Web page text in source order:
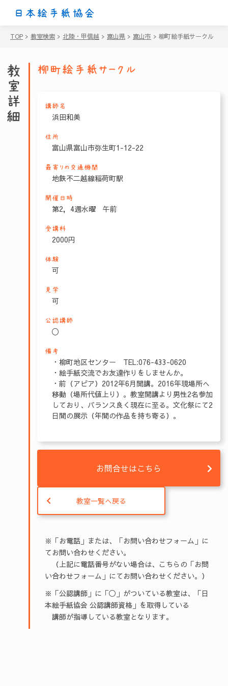
日本絵手紙協会
TOP > 教室検索 > 北陸・甲信越 > 富山県 > 富山市 > 柳町絵手紙サークル
教室詳細 柳町絵手紙サークル
講師名
浜田和美
住所
富山県富山市弥生町1-12-22
最寄りの交通機関
地鉄不二越線稲荷町駅
開催日時
第2，4週水曜 午前
受講料
2000円
体験
可
見学
可
公認講師
〇
備考
・柳町地区センター TEL:076-433-0620
・絵手紙交流でお友達作りをしませんか。
・前（アピア）2012年6月開講。2016年現場所へ
移動（場所代値上り）。教室開講より男性2名参加
しており、バランス良く現在に至る。文化祭にて2
日間の展示（年間の作品を持ち寄る）。
お問合せはこちら
教室一覧へ戻る
※「お電話」または、「お問い合わせフォーム」に
てお問い合わせください。
（上記に電話番号がない場合は、こちらの「お問
い合わせフォーム」にてお問い合わせください。）
※「公認講師」に「◯」がついている教室は、「日
本絵手紙協会 公認講師資格」を取得している
講師が指導している教室となります。